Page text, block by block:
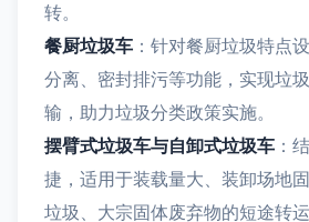
转。
餐厨垃圾车 ：针对餐厨垃圾特点
分离、密封排污等功能，实现垃
输，助力垃圾分类政策实施。
摆臂式垃圾车与自卸式垃圾车 ：
捷，适用于装载量大、装卸场地
垃圾、大宗固体废弃物的短途转运